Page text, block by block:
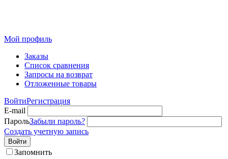
Мой профиль
Заказы
Список сравнения
Запросы на возврат
Отложенные товары
ВойтиРегистрация
E-mail
ПарольЗабыли пароль?
Создать учетную запись
Войти
Запомнить